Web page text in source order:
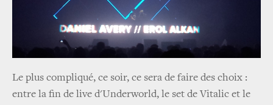
Le plus compliqué, ce soir, ce sera de faire des choix :
entre la fin de live d'Underworld, le set de Vitalic et le